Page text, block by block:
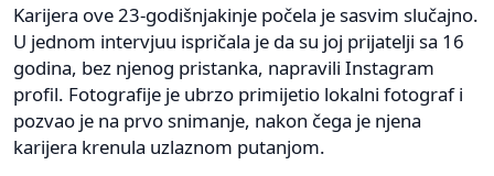
Karijera ove 23-godišnjakinje počela je sasvim slučajno.
U jednom intervjuu ispričala je da su joj prijatelji sa 16
godina, bez njenog pristanka, napravili Instagram
profil. Fotografije je ubrzo primijetio lokalni fotograf i
pozvao je na prvo snimanje, nakon čega je njena
karijera krenula uzlaznom putanjom.